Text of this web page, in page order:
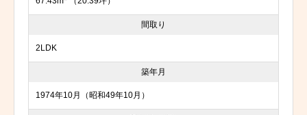
間取り
2LDK
築年月
1974年10月（昭和49年10月）